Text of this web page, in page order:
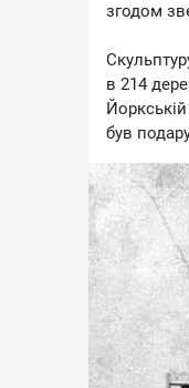
згодом
в 214
був